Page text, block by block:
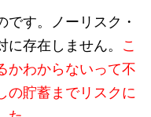
す。ノーリスク・
存在しません。 こ
かわからないって不
の貯蓄までリスクに